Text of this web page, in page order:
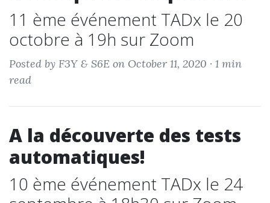
11 ème événement TADx le 20
octobre à 19h sur Zoom
Posted by F3Y & S6E on October 11, 2020 · 1 min
read
A la découverte des tests
automatiques!
10 ème événement TADx le 24